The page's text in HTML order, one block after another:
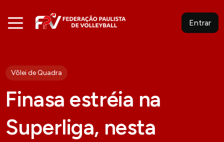
Entrar
Vôlei de Quadra
Finasa estréia na
Superliga, nesta